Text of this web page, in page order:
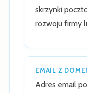
skrzynki
rozwoju firmy
EMAIL Z
Adres email